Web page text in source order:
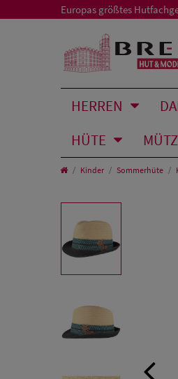
Europas größtes
HERREN
HÜTE
Kinder Sommerhüte